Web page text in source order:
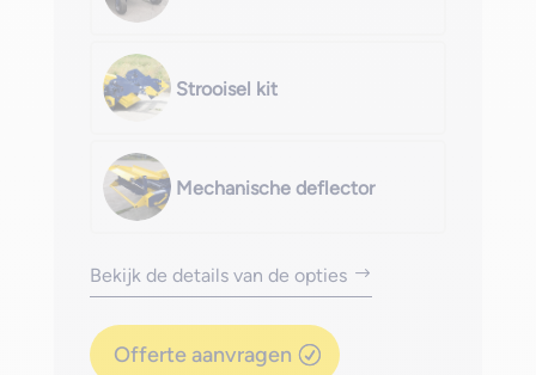
Strooisel kit
Mechanische deflector
Bekijk de details van de opties
Offerte aanvragen